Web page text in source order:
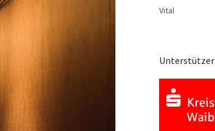
Vital
Unterstützer